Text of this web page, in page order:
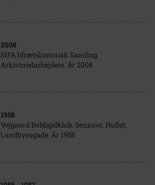
2008
SIFA Idrætshistorisk Samling.
Arkivmedarbejdere. År 2008
1958
Vejgaard Boldspilklub. Seniorer. Hullet,
Lundbyesgade. År 1958